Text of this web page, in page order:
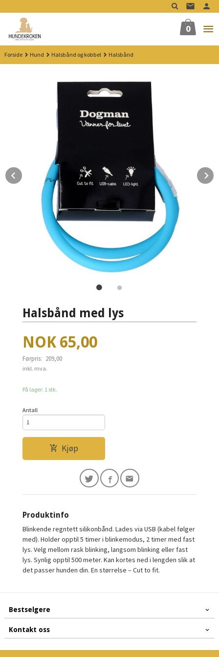
til
innholdet
0
Forside Hund Halsbånd og kobbel Halsbånd
Halsbånd med lys
Tilbud
NOK 65,00
Førpris: 209,00
Rabatt
inkl. mva.
På lager: 1 stk.
Antall
Kjøp
Produktinfo
Blinkende regntett silikonbånd. Lades via USB (kabel følger
med). Holder opptil 5 timer i blinkemodus, 2 timer med fast
lys. Velg mellom rask blinking, langsom blinking eller fast
lys. Synlig opptil 500 meter. Kan kortes ned i lengden slik at
det passer hunden din. En størrelse – Cut to fit.
Bestselgere
Kontakt oss